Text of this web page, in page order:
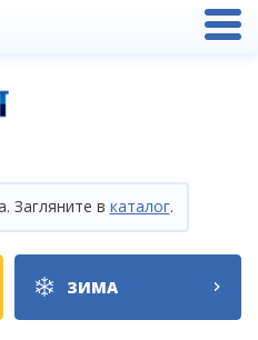
Загляните в каталог.
ЗИМА